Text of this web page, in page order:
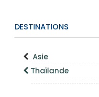
DESTINATIONS
Asie
Thaïlande